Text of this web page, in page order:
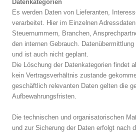
Datenkategorien
Es werden Daten von Lieferanten,
verarbeitet. Hier im Einzelnen
Steuernummern, Branchen,
den internen Gebrauch.
und ist auch nicht geplant.
Die Löschung der Datenkategorien findet
kein Vertragsverhältnis zustande
geschäftlich relevanten Daten gelten die
Aufbewahrungsfristen.
Die technischen und organisatorischen
und zur Sicherung der Daten erfolgt nach